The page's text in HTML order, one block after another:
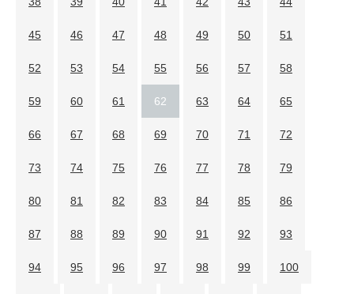
45 46 47 48 49 50 51
52 53 54 55 56 57 58
59 60 61 62 63 64 65
66 67 68 69 70 71 72
73 74 75 76 77 78 79
80 81 82 83 84 85 86
87 88 89 90 91 92 93
94 95 96 97 98 99 100